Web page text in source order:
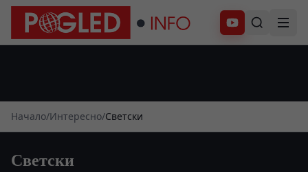
Абонирай се
Начало/Интересно/Светски
Светски